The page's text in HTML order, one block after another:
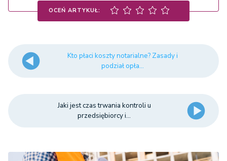
OCEŃ ARTYKUŁ:
Kto płaci koszty notarialne? Zasady i
podział opła...
Jaki jest czas trwania kontroli u
przedsiębiorcy i...